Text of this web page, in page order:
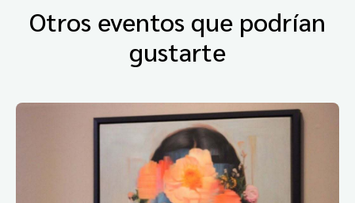
Otros eventos que podrían
gustarte